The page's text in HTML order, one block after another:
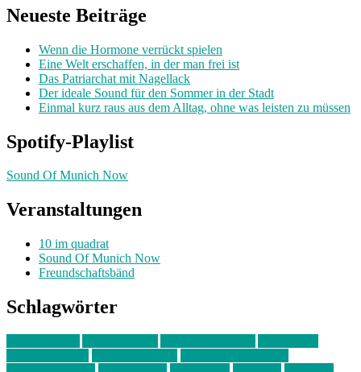
Neueste Beiträge
Wenn die Hormone verrückt spielen
Eine Welt erschaffen, in der man frei ist
Das Patriarchat mit Nagellack
Der ideale Sound für den Sommer in der Stadt
Einmal kurz raus aus dem Alltag, ohne was leisten zu müssen
Spotify-Playlist
Sound Of Munich Now
Veranstaltungen
10 im quadrat
Sound Of Munich Now
Freundschaftsbänd
Schlagwörter